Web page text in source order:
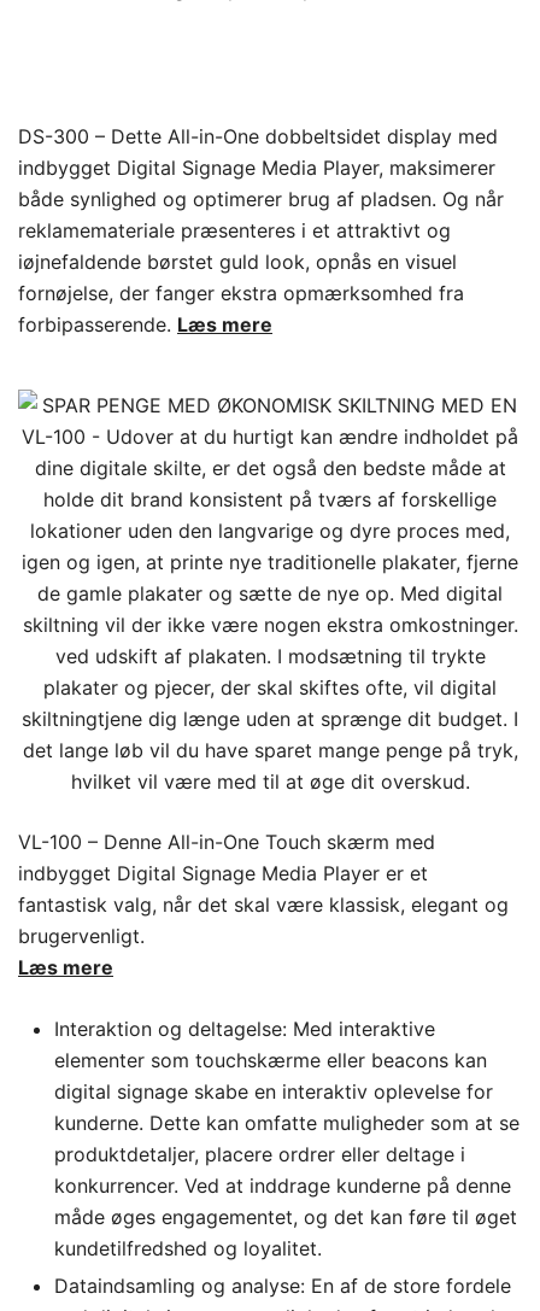
DS-300 – Dette All-in-One dobbeltsidet display med
indbygget Digital Signage Media Player, maksimerer
både synlighed og optimerer brug af pladsen. Og når
reklamemateriale præsenteres i et attraktivt og
iøjnefaldende børstet guld look, opnås en visuel
fornøjelse, der fanger ekstra opmærksomhed fra
forbipasserende. Læs mere
VL-100 – Denne All-in-One Touch skærm med
indbygget Digital Signage Media Player er et
fantastisk valg, når det skal være klassisk, elegant og
brugervenligt.
Læs mere
Interaktion og deltagelse: Med interaktive
elementer som touchskærme eller beacons kan
digital signage skabe en interaktiv oplevelse for
kunderne. Dette kan omfatte muligheder som at se
produktdetaljer, placere ordrer eller deltage i
konkurrencer. Ved at inddrage kunderne på denne
måde øges engagementet, og det kan føre til øget
kundetilfredshed og loyalitet.
Dataindsamling og analyse: En af de store fordele